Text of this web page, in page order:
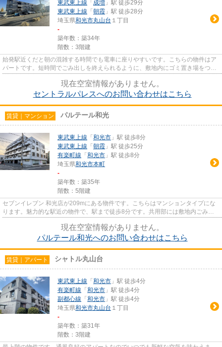
東武東上線 「 成増 」駅 徒歩29分
東武東上線 「 朝霞 」駅 徒歩28分
埼玉県和光市丸山台 １丁目
-
築年数：築34年
階数：3階建
始発駅近くだと朝の混雑する時間でも電車に座りやすいです。こちらの物件はア
パートです。短時間でごみ出しを終えられるように、敷地内にゴミ置き場をつけ
現在空室情報がありません。
セントラルパレスへのお問い合わせはこちら
賃貸｜マンション パルテール和光
東武東上線 「 和光市 」駅 徒歩8分
東武東上線 「 朝霞 」駅 徒歩25分
有楽町線 「 和光市 」駅 徒歩8分
埼玉県和光市本町
-
築年数：築35年
階数：5階建
セブンイレブン 和光店が209mにある物件です。こちらはマンションタイプにな
ります。魅力的な駅近の物件で、駅まで徒歩8分です。共用部には敷地内ごみ置
現在空室情報がありません。
パルテール和光へのお問い合わせはこちら
賃貸｜アパート シャトル丸山台
東武東上線 「 和光市 」駅 徒歩4分
有楽町線 「 和光市 」駅 徒歩4分
副都心線 「 和光市 」駅 徒歩4分
埼玉県和光市丸山台 １丁目
-
築年数：築31年
階数：3階建